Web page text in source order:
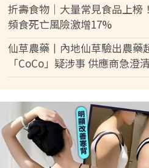
折壽食物｜大量常見食品上
頻食死亡風險激增17%
仙草農藥丨內地仙草驗出農藥
「CoCo」疑涉事 供應商急澄